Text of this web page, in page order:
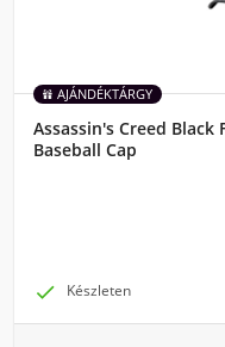
AJÁNDÉKTÁRGY
Assassin's Creed Black
Baseball Cap
 Készleten